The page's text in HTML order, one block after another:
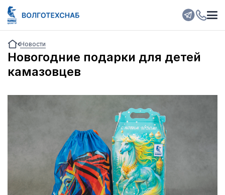
Новости
Новогодние подарки для детей
камазовцев